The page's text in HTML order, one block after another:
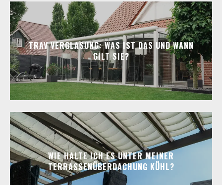
TRAV VERGLASUNG: WAS IST DAS UND WANN
GILT SIE?
WIE HALTE ICH ES UNTER MEINER
TERRASSENÜBERDACHUNG KÜHL?